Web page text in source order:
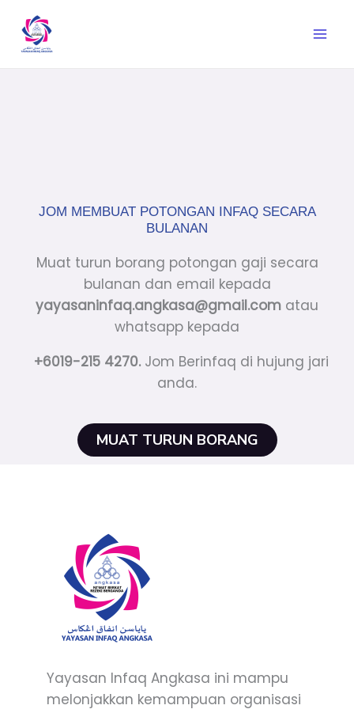
content
JOM MEMBUAT POTONGAN INFAQ SECARA
BULANAN
Muat turun borang potongan gaji secara
bulanan dan email kepada
yayasaninfaq.angkasa@gmail.com atau
whatsapp kepada
+6019-215 4270.Jom Berinfaq di hujung jari
anda.
MUAT TURUN BORANG
Yayasan Infaq Angkasa ini mampu
melonjakkan kemampuan organisasi